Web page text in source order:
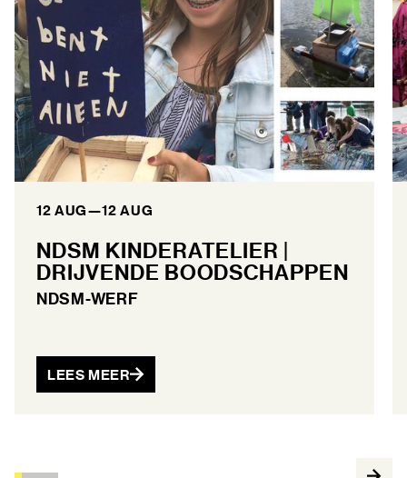
12 AUG—12 AUG
NDSM KINDERATELIER |
DRIJVENDE BOODSCHAPPEN
NDSM-WERF
LEES MEER